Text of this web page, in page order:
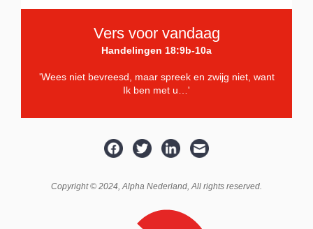
Vers voor vandaag
Handelingen 18:9b-10a
'Wees niet bevreesd, maar spreek en zwijg niet, want
Ik ben met u…'
Copyright © 2024,Alpha Nederland, All rights reserved.